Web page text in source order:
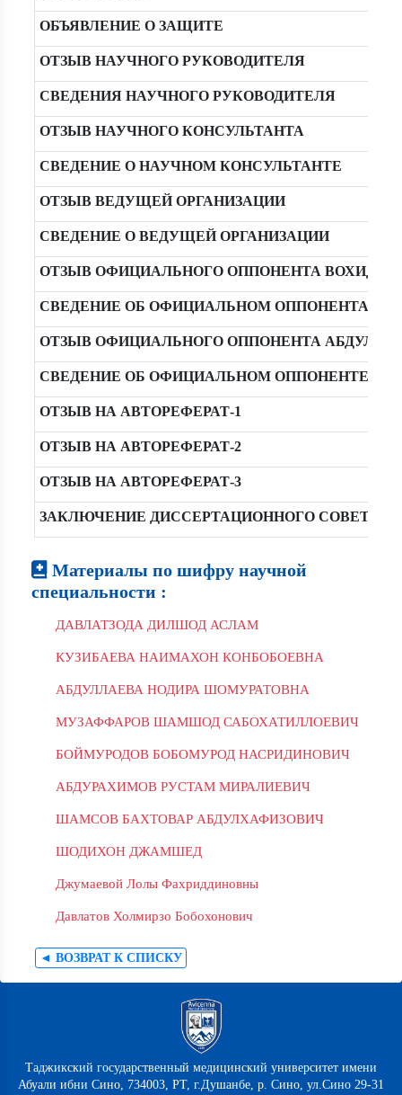
ОБЪЯВЛЕНИЕ О ЗАЩИТЕ
ОТЗЫВ НАУЧНОГО РУКОВОДИТЕЛЯ
СВЕДЕНИЯ НАУЧНОГО РУКОВОДИТЕЛЯ
ОТЗЫВ НАУЧНОГО КОНСУЛЬТАНТА
СВЕДЕНИЕ О НАУЧНОМ КОНСУЛЬТАНТЕ
ОТЗЫВ ВЕДУЩЕЙ ОРГАНИЗАЦИИ
СВЕДЕНИЕ О ВЕДУЩЕЙ ОРГАНИЗАЦИИ
ОТЗЫВ ОФИЦИАЛЬНОГО ОППОНЕНТА ВОХИДОВ
СВЕДЕНИЕ ОБ ОФИЦИАЛЬНОМ ОППОНЕНТА
ОТЗЫВ ОФИЦИАЛЬНОГО ОППОНЕНТА
СВЕДЕНИЕ ОБ ОФИЦИАЛЬНОМ ОППОНЕНТЕ
ОТЗЫВ НА АВТОРЕФЕРАТ-1
ОТЗЫВ НА АВТОРЕФЕРАТ-2
ОТЗЫВ НА АВТОРЕФЕРАТ-3
ЗАКЛЮЧЕНИЕ ДИССЕРТАЦИОННОГО СОВЕТА
Материалы по шифру научной
специальности :
ДАВЛАТЗОДА ДИЛШОД АСЛАМ
КУЗИБАЕВА НАИМАХОН КОНБОБОЕВНА
АБДУЛЛАЕВА НОДИРА ШОМУРАТОВНА
МУЗАФФАРОВ ШАМШОД САБОХАТИЛЛОЕВИЧ
БОЙМУРОДОВ БОБОМУРОД НАСРИДИНОВИЧ
АБДУРАХИМОВ РУСТАМ МИРАЛИЕВИЧ
ШАМСОВ БАХТОВАР АБДУЛХАФИЗОВИЧ
ШОДИХОН ДЖАМШЕД
Джумаевой Лолы Фахриддиновны
Давлатов Холмирзо Бобохонович
◄ ВОЗВРАТ К СПИСКУ
Таджикский государственный медицинский университет имени
Абуали ибни Сино, 734003, РТ, г.Душанбе, р. Сино, ул.Сино 29-31